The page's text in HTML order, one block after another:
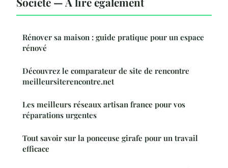
Rénover sa maison : guide pratique pour un espace
rénové
Découvrez le comparateur de site de rencontre
meilleursiterencontre.net
Les meilleurs réseaux artisan france pour vos
réparations urgentes
Tout savoir sur la ponceuse girafe pour un travail
efficace